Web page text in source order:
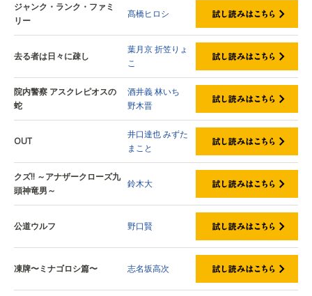
ジャンク・ランク・ファミ
リー
髙橋ヒロシ
去る者は日々に疎し
葉月京折笠りょ
こ
院内警察 アスクレピオスの
蛇
酒井義林いち
野木晋
OUT
井口達也みずた
まこと
クズ!! ～アナザークローズ九
頭神竜男～
鈴木大
公道ウルフ 野口賢
凍牌〜ミナゴロシ篇〜 志名坂高次